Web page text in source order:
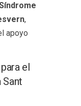
,
apoyo
el
Sant